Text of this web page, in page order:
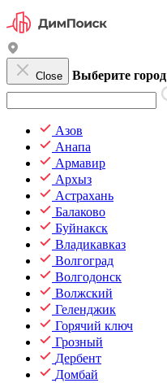
Close Выберите город
Азов
Анапа
Армавир
Архыз
Астрахань
Балаково
Буйнакск
Владикавказ
Волгоград
Волгодонск
Волжский
Геленджик
Горячий ключ
Грозный
Дербент
Домбай